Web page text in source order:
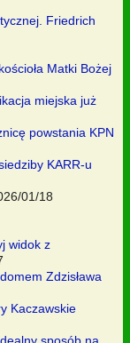
Friedrich
Matki Bożej
miejska już
powstania KPN
KARR-u
01/18
widok z
Zdzisława
Kaczawskie
sposób na